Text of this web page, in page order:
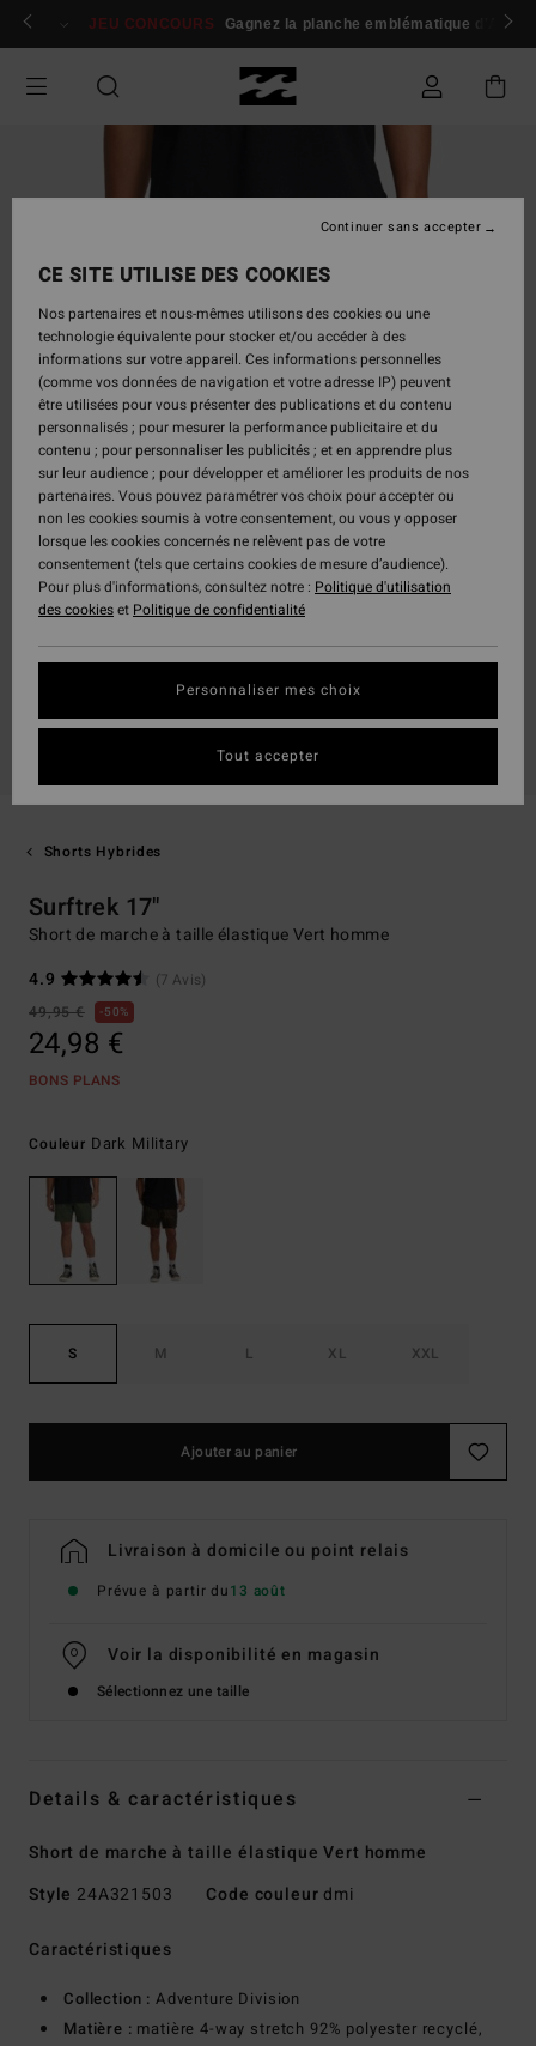
Passer
Se connecter / s'inscrire
JEU CONCOURS Gagnez la planche emblématique d'Andy
Shorts Hybrides
Surftrek 17"
Short de marche à taille élastique Vert homme
4.9
(7 Avis)
49,95 €
50%
24,98 €
BONS PLANS
Couleur Dark Military
S M L XL XXL
Ajouter au panier
Livraison à domicile ou point relais
Prévue à partir du13 août
Voir la disponibilité en magasin
Sélectionnez une taille
Details & caractéristiques
Short de marche à taille élastique Vert homme
Style 24A321503 Code couleur dmi
Caractéristiques
Collection : Adventure Division
Matière : matière 4-way stretch 92% polyester recyclé,
CE SITE UTILISE DES COOKIES
Nos partenaires et nous-mêmes utilisons des cookies ou une
technologie équivalente pour stocker et/ou accéder à des
informations sur votre appareil. Ces informations personnelles
(comme vos données de navigation et votre adresse IP) peuvent
être utilisées pour vous présenter des publications et du contenu
personnalisés ; pour mesurer la performance publicitaire et du
contenu ; pour personnaliser les publicités ; et en apprendre plus
sur leur audience ; pour développer et améliorer les produits de nos
partenaires. Vous pouvez paramétrer vos choix pour accepter ou
non les cookies soumis à votre consentement, ou vous y opposer
lorsque les cookies concernés ne relèvent pas de votre
consentement (tels que certains cookies de mesure d’audience).
Pour plus d'informations, consultez notre : Politique d'utilisation
des cookieset Politique de confidentialité
Personnaliser mes choix
Continuer sans accepter
Tout accepter